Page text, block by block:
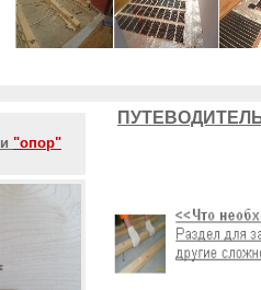
"опор"